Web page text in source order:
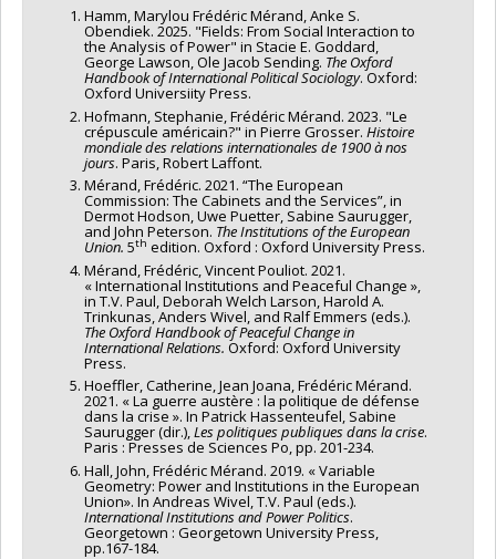
Hamm, Marylou Frédéric Mérand, Anke S.
Obendiek. 2025. "Fields: From Social Interaction to
the Analysis of Power" in Stacie E. Goddard,
George Lawson, Ole Jacob Sending. The Oxford
Handbook of International Political Sociology. Oxford:
Oxford Universiity Press.
Hofmann, Stephanie, Frédéric Mérand. 2023. "Le
crépuscule américain?" in Pierre Grosser. Histoire
mondiale des relations internationales de 1900 à nos
jours. Paris, Robert Laffont.
Mérand, Frédéric. 2021. “The European
Commission: The Cabinets and the Services”, in
Dermot Hodson, Uwe Puetter, Sabine Saurugger,
and John Peterson. The Institutions of the European
Union. 5th edition. Oxford : Oxford University Press.
Mérand, Frédéric, Vincent Pouliot. 2021.
« International Institutions and Peaceful Change »,
in T.V. Paul, Deborah Welch Larson, Harold A.
Trinkunas, Anders Wivel, and Ralf Emmers (eds.).
The Oxford Handbook of Peaceful Change in
International Relations. Oxford: Oxford University
Press.
Hoeffler, Catherine, Jean Joana, Frédéric Mérand.
2021. « La guerre austère : la politique de défense
dans la crise ». In Patrick Hassenteufel, Sabine
Saurugger (dir.),Les politiques publiques dans la crise.
Paris : Presses de Sciences Po, pp. 201-234.
Hall, John, Frédéric Mérand. 2019. « Variable
Geometry: Power and Institutions in the European
Union». In Andreas Wivel, T.V. Paul (eds.).
International Institutions and Power Politics.
Georgetown : Georgetown University Press,
pp.167-184.